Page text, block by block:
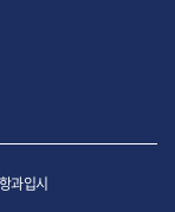
과입시